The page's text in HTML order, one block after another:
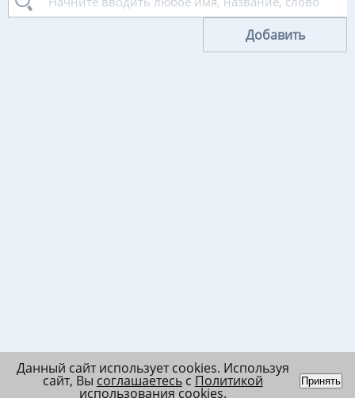
Добавить
Данный сайт использует cookies. Используя
сайт, Вы соглашаетесьс Политикой
использования cookies.
Принять